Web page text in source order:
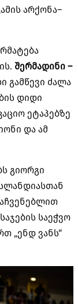
არქონა–
. შერმადინი –
გამწევი ძალა
დიდი
ეტაპებზე
და ამ
გიორგი
საეჭვო
„ენდ ვანს“